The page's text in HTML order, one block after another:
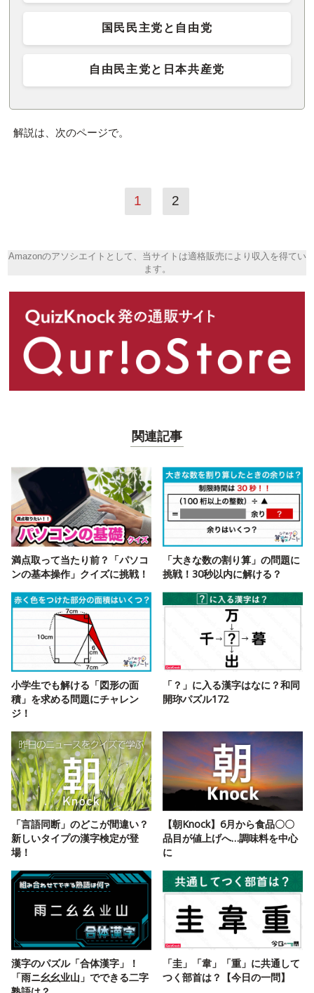
国民民主党と自由党
自由民主党と日本共産党
解説は、次のページで。
1 2
Amazonのアソシエイトとして、当サイトは適格販売により収入を得てい
ます。
関連記事
満点取って当たり前？「パソコ
ンの基本操作」クイズに挑戦！
「大きな数の割り算」の問題に
挑戦！30秒以内に解ける？
小学生でも解ける「図形の面
積」を求める問題にチャレン
ジ！
「？」に入る漢字はなに？和同
開珎パズル172
「言語同断」のどこが間違い？
新しいタイプの漢字検定が登
場！
【朝Knock】6月から食品〇〇
品目が値上げへ…調味料を中心
に
漢字のパズル「合体漢字」！
「雨ニ幺幺业山」でできる二字
「圭」「韋」「重」に共通して
つく部首は？【今日の一問】